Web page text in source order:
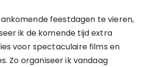
feestdagen te vieren,
ik de komende tijd extra
voor spectaculaire films en
Zo organiseer ik vandaag